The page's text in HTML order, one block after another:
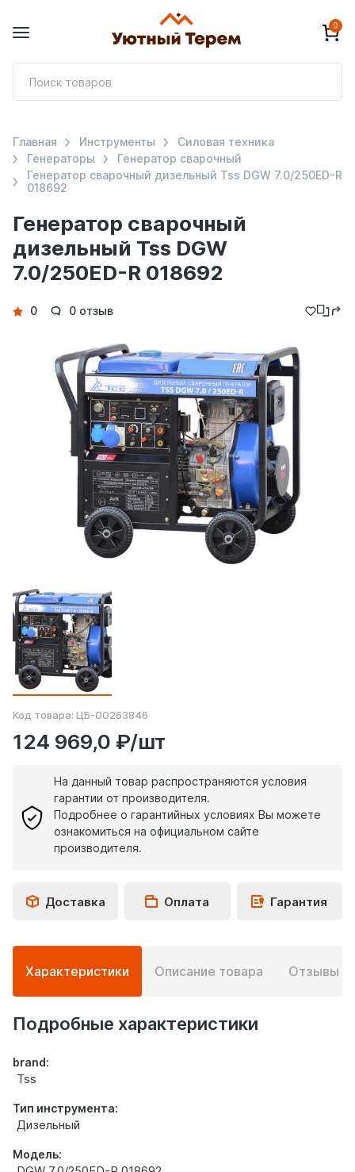
0
Генератор сварочный
дизельный Tss DGW
7.0/250ED-R 018692
Главная Инструменты
Силовая техника
Генераторы
Генератор сварочный
Генератор сварочный дизельный Tss DGW 7.0/250ED-R
018692
Детали
0 0 отзыв
Код товара: ЦБ-00263846
124 969,0 ₽/шт
На данный товар распространяются условия
гарантии от производителя.
Подробнее о гарантийных условиях Вы можете
ознакомиться на официальном сайте
производителя.
Доставка Оплата Гарантия
Подробная
информация
о
товаре
Характеристики Описание товара Отзывы
Подробные характеристики
brand:
Tss
Тип инструмента:
Дизельный
Модель: